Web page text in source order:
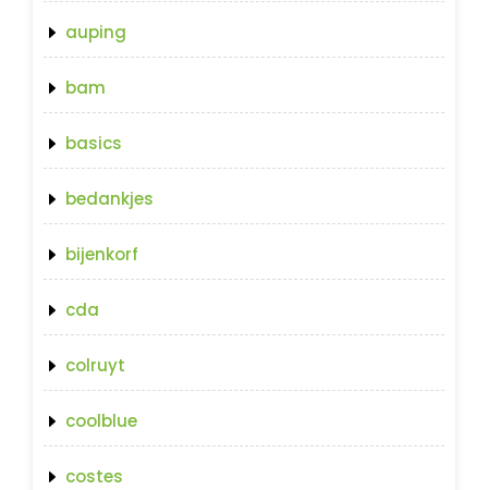
auping
bam
basics
bedankjes
bijenkorf
cda
colruyt
coolblue
costes